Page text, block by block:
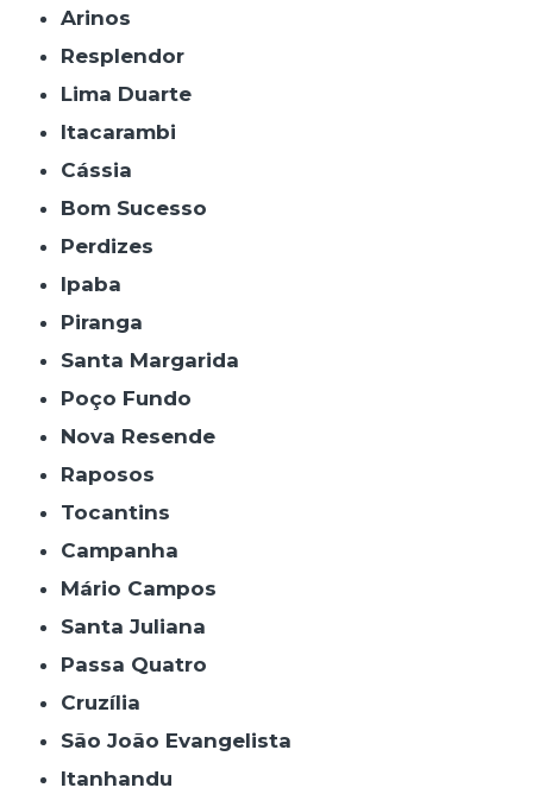
Arinos
Resplendor
Lima Duarte
Itacarambi
Cássia
Bom Sucesso
Perdizes
Ipaba
Piranga
Santa Margarida
Poço Fundo
Nova Resende
Raposos
Tocantins
Campanha
Mário Campos
Santa Juliana
Passa Quatro
Cruzília
São João Evangelista
Itanhandu